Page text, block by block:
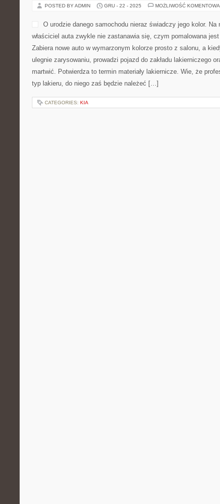
POSTED BY ADMIN GRU - 22 - 2025 MOŻLIWOŚĆ
O urodzie danego samochodu nieraz świadczy jego kolor.
właściciel auta zwykle nie zastanawia się, czym pomalowana
Zabiera nowe auto w wymarzonym kolorze prosto z salonu, a
ulegnie zarysowaniu, prowadzi pojazd do zakładu lakierniczego
martwić. Potwierdza to termin materiały lakiernicze. Wie, że
typ lakieru, do niego zaś będzie należeć […]
CATEGORIES: KIA